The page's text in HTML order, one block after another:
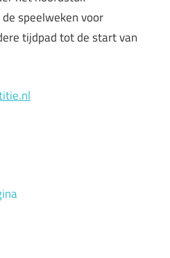
de speelweken voor
tijdpad tot de start van